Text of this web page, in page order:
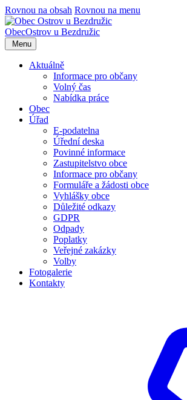
Rovnou na obsah Rovnou na menu
ObecOstrov u Bezdružic
Menu
Aktuálně
Informace pro občany
Volný čas
Nabídka práce
Obec
Úřad
E-podatelna
Úřední deska
Povinné informace
Zastupitelstvo obce
Informace pro občany
Formuláře a žádosti obce
Vyhlášky obce
Důležité odkazy
GDPR
Odpady
Poplatky
Veřejné zakázky
Volby
Fotogalerie
Kontakty